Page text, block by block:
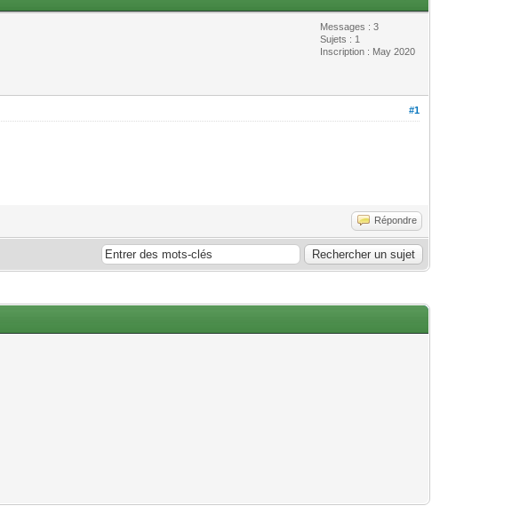
Messages : 3
Sujets : 1
Inscription : May 2020
#1
Répondre